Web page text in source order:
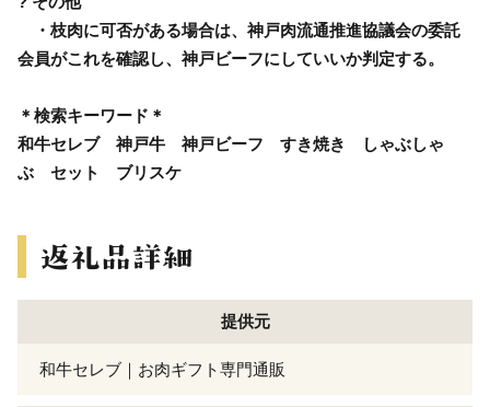
・枝肉に可否がある場合は、神戸肉流通推進協議会の委託
会員がこれを確認し、神戸ビーフにしていいか判定する。
＊検索キーワード＊
和牛セレブ 神戸牛 神戸ビーフ すき焼き しゃぶしゃ
ぶ セット ブリスケ
提供元
和牛セレブ｜お肉ギフト専門通販